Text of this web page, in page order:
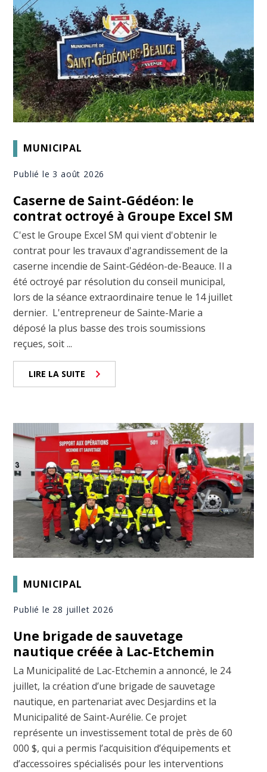
MUNICIPAL
Publié le 3 août 2026
Caserne de Saint-Gédéon: le
contrat octroyé à Groupe Excel SM
C'est le Groupe Excel SM qui vient d'obtenir le
contrat pour les travaux d'agrandissement de la
caserne incendie de Saint-Gédéon-de-Beauce. Il a
été octroyé par résolution du conseil municipal,
lors de la séance extraordinaire tenue le 14 juillet
dernier. L'entrepreneur de Sainte-Marie a
déposé la plus basse des trois soumissions
reçues, soit ...
LIRE LA SUITE
MUNICIPAL
Publié le 28 juillet 2026
Une brigade de sauvetage
nautique créée à Lac-Etchemin
La Municipalité de Lac-Etchemin a annoncé, le 24
juillet, la création d’une brigade de sauvetage
nautique, en partenariat avec Desjardins et la
Municipalité de Saint-Aurélie. Ce projet
représente un investissement total de près de 60
000 $, qui a permis l’acquisition d’équipements et
d’accessoires spécialisés pour les interventions